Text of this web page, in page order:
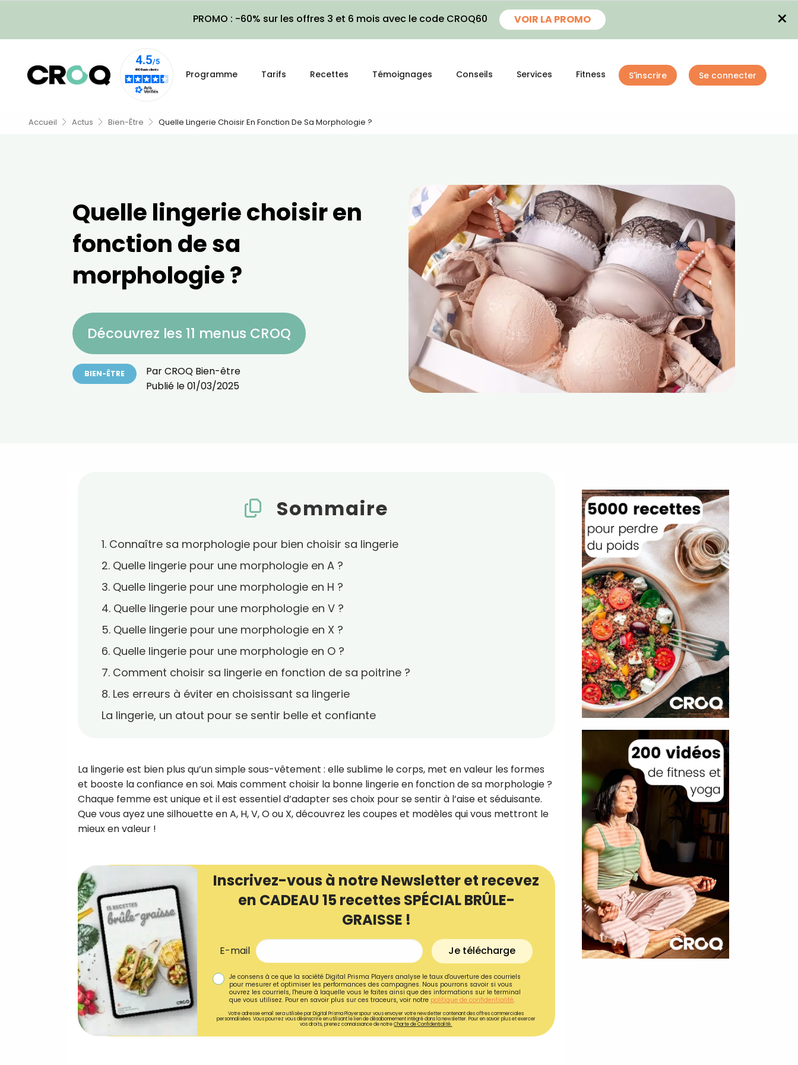
PROMO : -60% sur les offres 3 et 6 mois avec le code CROQ60 VOIR LA PROMO ×
Programme Tarifs Recettes Témoignages Conseils Services Fitness S'inscrire Se connecter
Accueil Actus Bien-Être Quelle Lingerie Choisir En Fonction De Sa Morphologie ?
Quelle lingerie choisir en
fonction de sa
morphologie ?
Découvrez les 11 menus CROQ
BIEN-ÊTRE ParCROQ Bien-être
Publié le01/03/2025
Sommaire
1. Connaître sa morphologie pour bien choisir sa lingerie
2. Quelle lingerie pour une morphologie en A ?
3. Quelle lingerie pour une morphologie en H ?
4. Quelle lingerie pour une morphologie en V ?
5. Quelle lingerie pour une morphologie en X ?
6. Quelle lingerie pour une morphologie en O ?
7. Comment choisir sa lingerie en fonction de sa poitrine ?
8. Les erreurs à éviter en choisissant sa lingerie
La lingerie, un atout pour se sentir belle et confiante
La lingerie est bien plus qu’un simple sous-vêtement : elle sublime le corps, met en valeur les formes
et booste la confiance en soi. Mais comment choisir la bonne lingerie en fonction de sa morphologie ?
Chaque femme est unique et il est essentiel d’adapter ses choix pour se sentir à l’aise et séduisante.
Que vous ayez une silhouette en A, H, V, O ou X, découvrez les coupes et modèles qui vous mettront le
mieux en valeur !
Inscrivez-vous à notre Newsletter et recevez
en CADEAU 15 recettes SPÉCIAL BRÛLE-
GRAISSE !
E-mail Je télécharge
Je consens à ce que la société Digital Prisma Players analyse le taux d'ouverture des courriels
pour mesurer et optimiser les performances des campagnes. Nous pourrons savoir si vous
ouvrez les courriels, l'heure à laquelle vous le faites ainsi que des informations sur le terminal
que vous utilisez. Pour en savoir plus sur ces traceurs, voir notre politique de confidentialité.
Votre adresse email sera utilisée par Digital Prisma Playerspour vous envoyer votre newsletter contenant des offres commerciales
personnalisées. Vous pourrez vous désinscrire en utilisant le lien de désabonnement intégré dans la newsletter. Pour en savoir plus et exercer
vos droits, prenez connaissance de notreCharte de Confidentialité.
Recevez gratuitement 180
recettes inédites de CROQ
!